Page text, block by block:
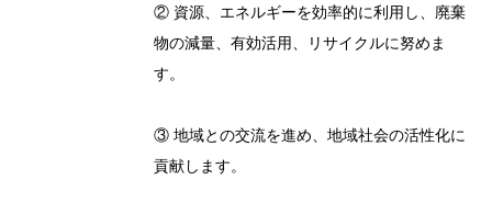
② 資源、エネルギーを効率的に利用し、廃棄
物の減量、有効活用、リサイクルに努めま
す。
③ 地域との交流を進め、地域社会の活性化に
貢献します。